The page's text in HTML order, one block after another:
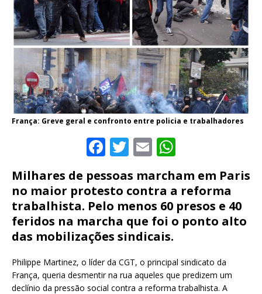
França: Greve geral e confronto entre policia e trabalhadores
F
c
e
b
o
o
k
T
it
te
r
E
m
ai
l
at
s
A
p
Milhares de pessoas marcham em Paris
no maior protesto contra a reforma
trabalhista. Pelo menos 60 presos e 40
feridos na marcha que foi o ponto alto
das mobilizações sindicais.
Philippe Martinez, o líder da CGT, o principal sindicato da
França, queria desmentir na rua aqueles que predizem um
declínio da pressão social contra a reforma trabalhista. A